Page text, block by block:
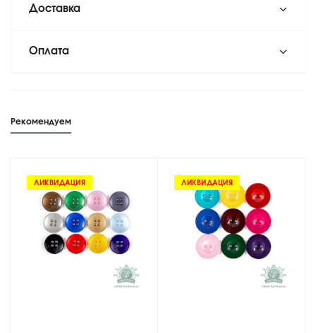
Доставка
Оплата
Рекомендуем
ЛИКВИДАЦИЯ ЛИКВИДАЦИЯ